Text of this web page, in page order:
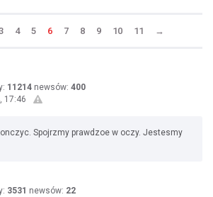
4 5 6 7 8 9 10 11 →
11214 newsów: 400
17:46
Spojrzmy prawdzoe w oczy. Jestesmy
3531 newsów: 22